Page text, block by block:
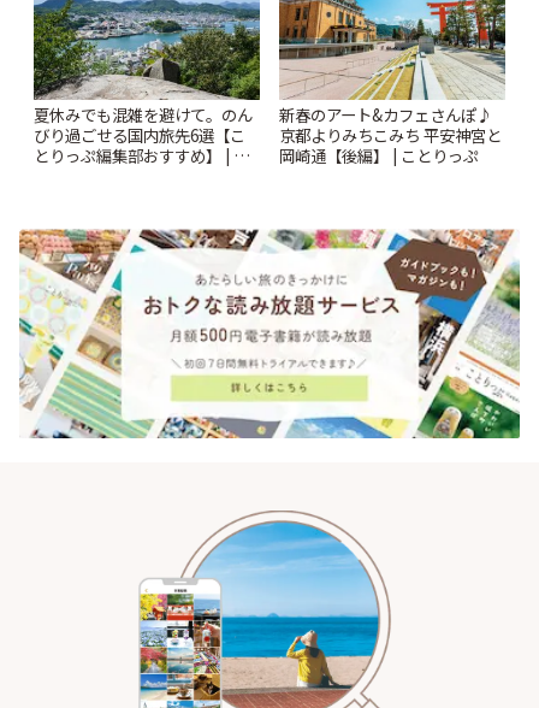
夏休みでも混雑を避けて。のん
びり過ごせる国内旅先6選【こ
とりっぷ編集部おすすめ】 | こ
新春のアート&カフェさんぽ♪
京都よりみちこみち 平安神宮と
岡崎通【後編】 | ことりっぷ